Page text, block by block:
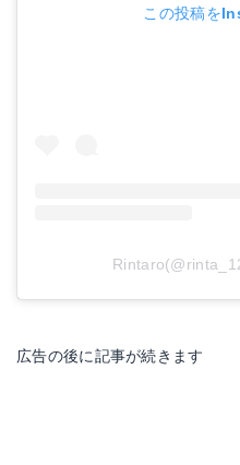
この投稿を
広告の後に記事が続きます